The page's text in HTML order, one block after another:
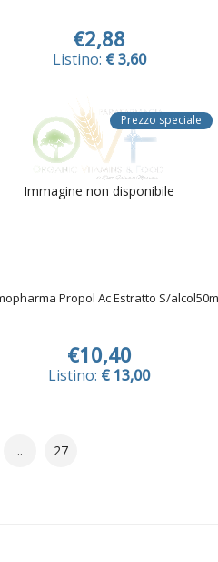
€2,88
Listino: € 3,60
Immagine non disponibile
Prezzo speciale
Propol Ac Estratto S/
€10,40
Listino: € 13,00
.. 27